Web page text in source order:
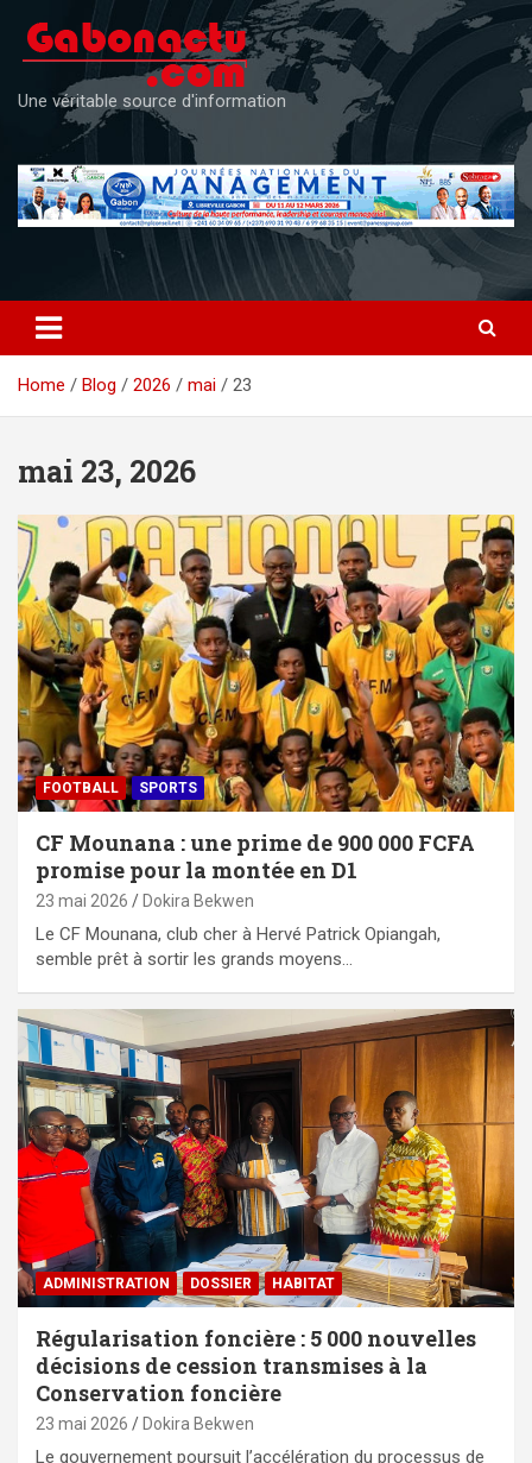
content
Une véritable source d'information
Home Blog 2026 mai 23
mai 23, 2026
FOOTBALL SPORTS
CF Mounana : une prime de 900 000 FCFA
promise pour la montée en D1
23 mai 2026 Dokira Bekwen
Le CF Mounana, club cher à Hervé Patrick Opiangah,
semble prêt à sortir les grands moyens…
ADMINISTRATION DOSSIER HABITAT
Régularisation foncière : 5 000 nouvelles
décisions de cession transmises à la
Conservation foncière
23 mai 2026 Dokira Bekwen
Le gouvernement poursuit l’accélération du processus de